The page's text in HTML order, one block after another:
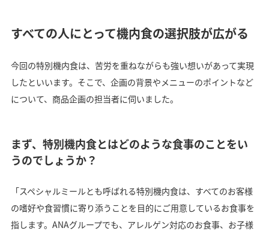
すべての人にとって機内食の選択肢が広がる
今回の特別機内食は、苦労を重ねながらも強い想いがあって実現
したといいます。そこで、企画の背景やメニューのポイントなど
について、商品企画の担当者に伺いました。
まず、特別機内食とはどのような食事のことをい
うのでしょうか？
「スペシャルミールとも呼ばれる特別機内食は、すべてのお客様
の嗜好や食習慣に寄り添うことを目的にご用意しているお食事を
指します。ANAグループでも、アレルゲン対応のお食事、お子様